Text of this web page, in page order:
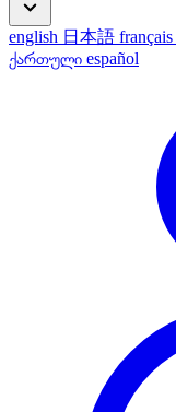
english 日本語 français
ქართული español